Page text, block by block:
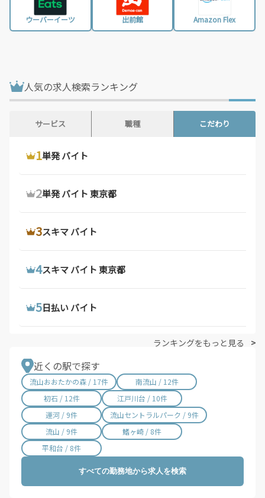
大阪府 / 3,375件
兵庫県 / 2,488件
奈良県 / 634件
和歌山県 / 296件
香川県 / 501件
愛媛県 / 436件
福岡県 / 1,695件
佐賀県 / 193件
ウーバーイーツ 出前館 Amazon Flex
人気の求人検索ランキング
サービス
1ウーバーイーツ 配達員
2ウーバーイーツ バイト
3ウーバーイーツ バイト 東京都
4ウーバーイーツ 配達員 大阪府
5ウーバーイーツ 求人
職種
1ドライバー 求人
2デリバリー バイト
3軽 貨物 求人
4配達 バイト
5トラック 運転 手 求人
こだわり
1単発 バイト
2単発 バイト 東京都
3スキマ バイト
4スキマ バイト 東京都
5日払い バイト
ランキングをもっと見る
近くの駅で探す
流山おおたかの森 / 17件
南流山 / 12件
初石 / 12件
江戸川台 / 10件
運河 / 9件
流山セントラルパーク / 9件
流山 / 9件
鰭ヶ崎 / 8件
平和台 / 8件
すべての勤務地から求人を検索